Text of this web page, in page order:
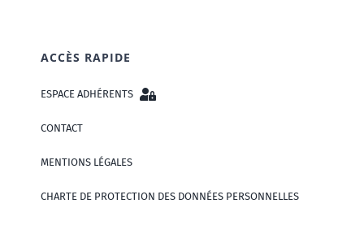
ACCÈS RAPIDE
ESPACE ADHÉRENTS
CONTACT
MENTIONS LÉGALES
CHARTE DE PROTECTION DES DONNÉES PERSONNELLES